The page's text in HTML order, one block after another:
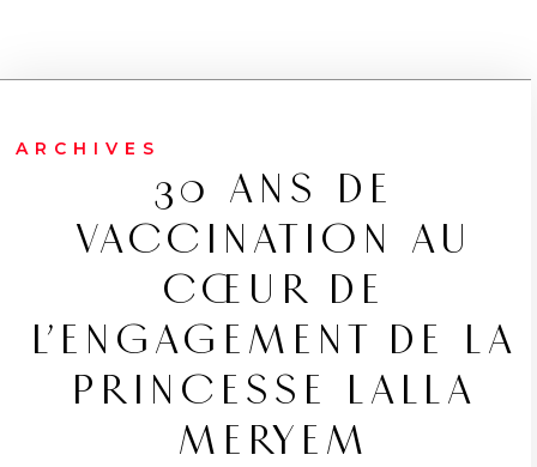
ARCHIVES
30 ANS DE
VACCINATION AU
CŒUR DE
L’ENGAGEMENT DE LA
PRINCESSE LALLA
MERYEM